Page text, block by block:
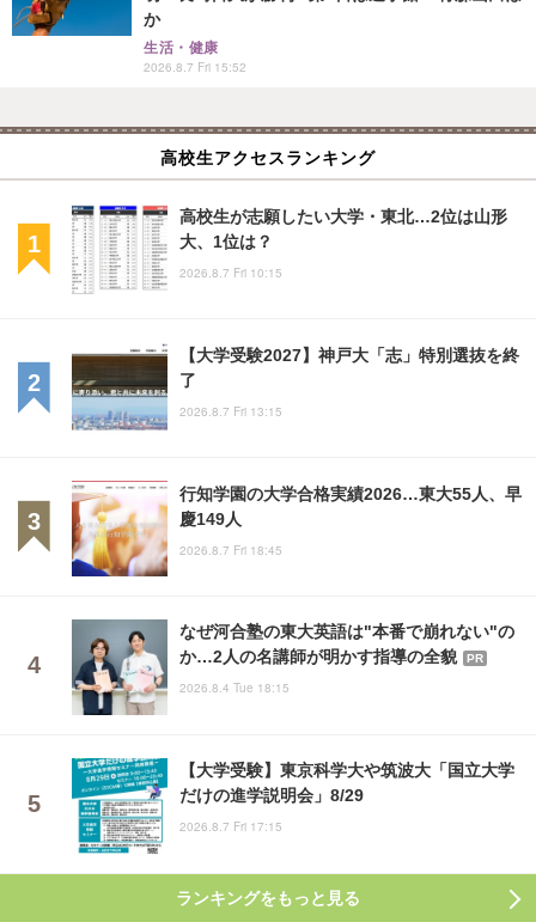
か
生活・健康
2026.8.7 Fri 15:52
高校生アクセスランキング
高校生が志願したい大学・東北…2位は山形
大、1位は？
2026.8.7 Fri 10:15
【大学受験2027】神戸大「志」特別選抜を終
了
2026.8.7 Fri 13:15
行知学園の大学合格実績2026…東大55人、早
慶149人
2026.8.7 Fri 18:45
なぜ河合塾の東大英語は"本番で崩れない"の
か…2人の名講師が明かす指導の全貌
PR
2026.8.4 Tue 18:15
【大学受験】東京科学大や筑波大「国立大学
だけの進学説明会」8/29
2026.8.7 Fri 17:15
ランキングをもっと見る